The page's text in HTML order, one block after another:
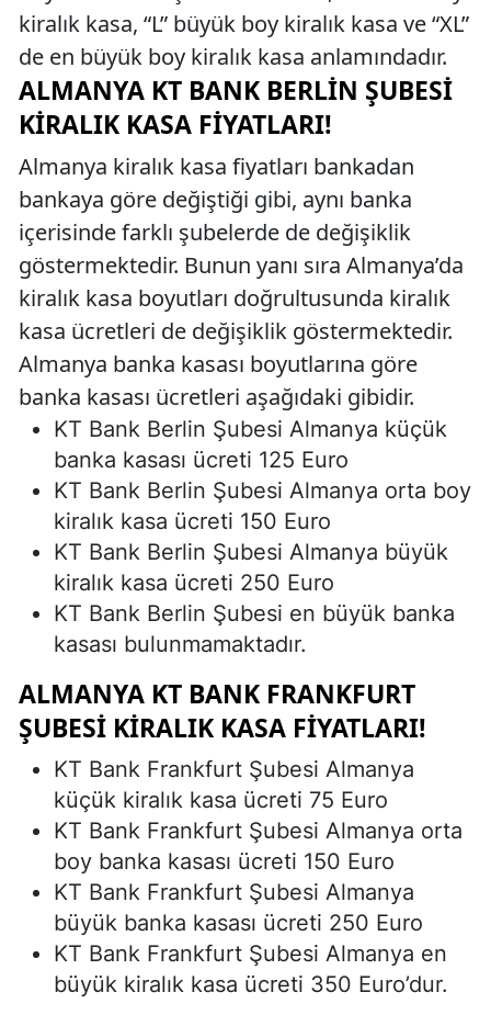
kiralık kasa, “L” büyük boy kiralık kasa ve “XL”
de en büyük boy kiralık kasa anlamındadır.
ALMANYA KT BANK BERLIN ŞUBESI
KIRALIK KASA FIYATLARI!
Almanya kiralık kasa fiyatları bankadan
bankaya göre değiştiği gibi, aynı banka
içerisinde farklı şubelerde de değişiklik
göstermektedir. Bunun yanı sıra Almanya’da
kiralık kasa boyutları doğrultusunda kiralık
kasa ücretleri de değişiklik göstermektedir.
Almanya banka kasası boyutlarına göre
banka kasası ücretleri aşağıdaki gibidir.
KT Bank Berlin Şubesi Almanya küçük
banka kasası ücreti 125 Euro
KT Bank Berlin Şubesi Almanya orta boy
kiralık kasa ücreti 150 Euro
KT Bank Berlin Şubesi Almanya büyük
kiralık kasa ücreti 250 Euro
KT Bank Berlin Şubesi en büyük banka
kasası bulunmamaktadır.
ALMANYA KT BANK FRANKFURT
ŞUBESI KIRALIK KASA FIYATLARI!
KT Bank Frankfurt Şubesi Almanya
küçük kiralık kasa ücreti 75 Euro
KT Bank Frankfurt Şubesi Almanya orta
boy banka kasası ücreti 150 Euro
KT Bank Frankfurt Şubesi Almanya
büyük banka kasası ücreti 250 Euro
KT Bank Frankfurt Şubesi Almanya en
büyük kiralık kasa ücreti 350 Euro’dur.